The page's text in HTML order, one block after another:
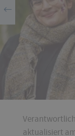
aktualisiert